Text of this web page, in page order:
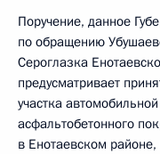
Поручение, данное
по обращению
Сероглазка
предусматривает
участка
асфальтобетонного
в Енотаевском